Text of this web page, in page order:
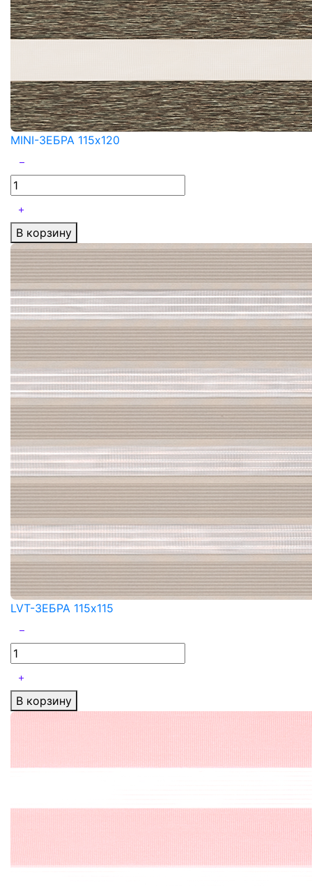
MINI-ЗЕБРА 115x120
В корзину
LVT-ЗЕБРА 115x115
В корзину